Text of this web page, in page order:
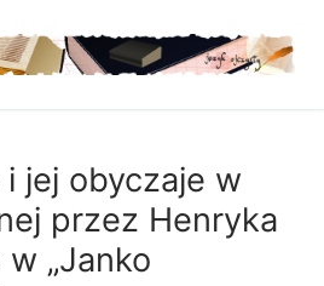
i jej obyczaje w
przez Henryka
„Janko